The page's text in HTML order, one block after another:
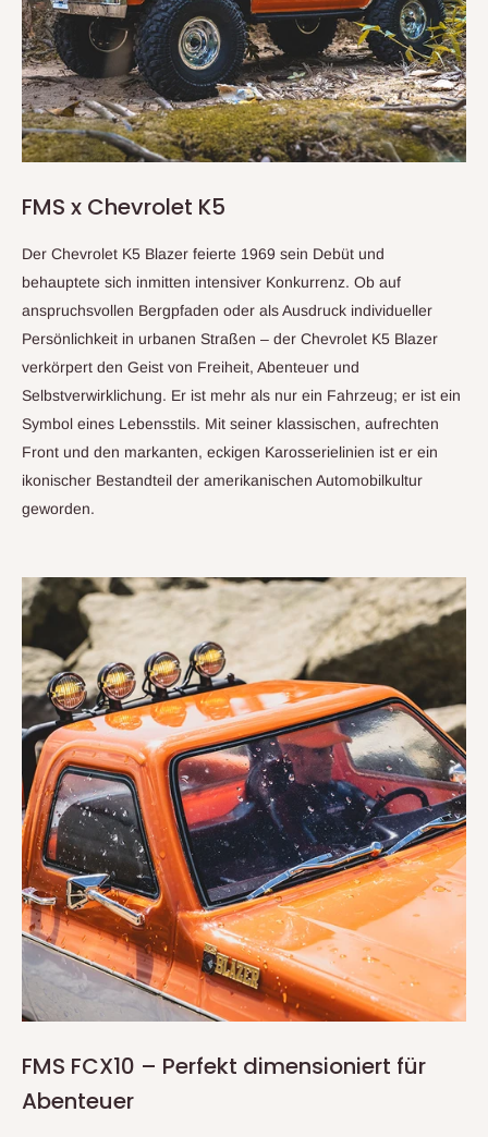
großartiges Geschenk für Kinder und Erwachsene.
Leichtes & langlebiges EPP-Material- Das Flugzeug ist aus
langlebigem EPP-Schaum gefertigt, sodass es nicht leicht bei
leichten Stößen beschädigt wird und sicher genug für
jedermann zur Steuerung ist.
SOFORT FLUGBEREIT- Der Lieferumfang enthält alles
Notwendige zum Starten des Modells, benötigt werden nur die
Batterien für den Sender. Es ist vollständig zusammengebaut,
um das Flugzeug innerhalb von einer Minute aus der Box
begleiten kann.
VOLANTEXRC 2.4Ghz 2-Kanal
Fernsteuerungsflugzeug bereit zum
Fliegen mit Gyro-
Stabilisierungssystem & 2
wiederaufladbaren Batterien für
Anfänger
RC-Flugzeug aus haltbarem EPP-Schaumstoff, das leicht und
bei Abstürzen sicher ist. Insgesamt 3 Propellersätze und 4
Räder treiben das Flugzeug an, schnell zu fliegen und eine
einfache Bodenkontrolle zu haben.
FMS x Chevrolet K5
Der Chevrolet K5 Blazer feierte 1969 sein Debüt und
behauptete sich inmitten intensiver Konkurrenz. Ob auf
anspruchsvollen Bergpfaden oder als Ausdruck individueller
Persönlichkeit in urbanen Straßen – der Chevrolet K5 Blazer
verkörpert den Geist von Freiheit, Abenteuer und
Selbstverwirklichung. Er ist mehr als nur ein Fahrzeug; er ist ein
Symbol eines Lebensstils. Mit seiner klassischen, aufrechten
Front und den markanten, eckigen Karosserielinien ist er ein
ikonischer Bestandteil der amerikanischen Automobilkultur
geworden.
FMS FCX10 – Perfekt dimensioniert für
Abenteuer